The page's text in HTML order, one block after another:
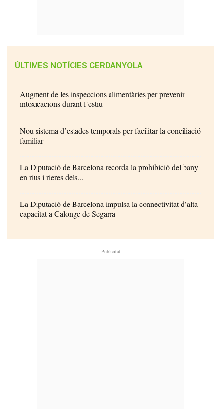
ÚLTIMES NOTÍCIES CERDANYOLA
Augment de les inspeccions alimentàries per prevenir
intoxicacions durant l’estiu
Nou sistema d’estades temporals per facilitar la conciliació
familiar
La Diputació de Barcelona recorda la prohibició del bany
en rius i rieres dels...
La Diputació de Barcelona impulsa la connectivitat d’alta
capacitat a Calonge de Segarra
- Publicitat -